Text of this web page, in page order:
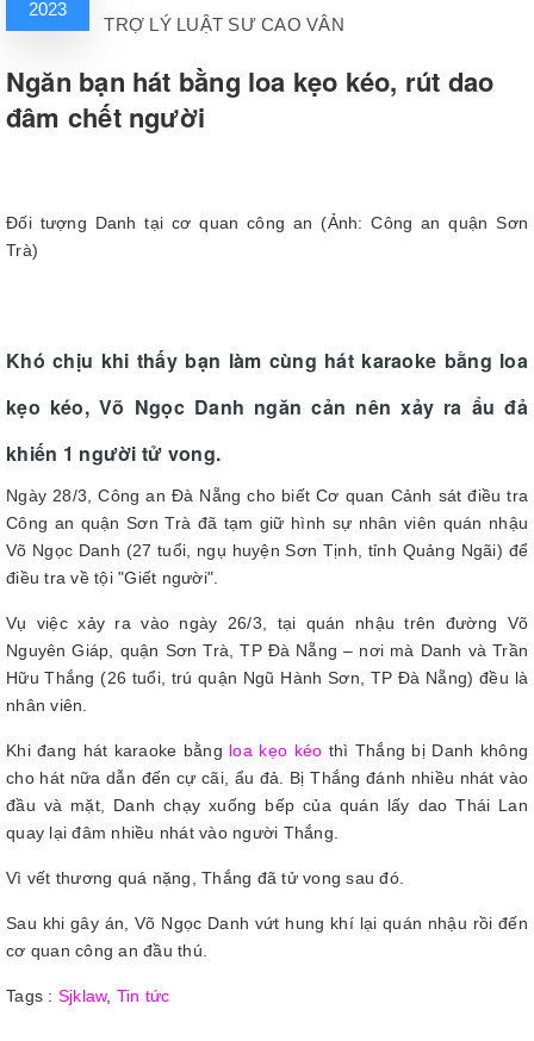
2023
TRỢ LÝ LUẬT SƯ CAO VÂN
Ngăn bạn hát bằng loa kẹo kéo, rút dao
đâm chết người
Đối tượng Danh tại cơ quan công an (Ảnh: Công an quận Sơn
Trà)
Khó chịu khi thấy bạn làm cùng hát karaoke bằng loa
kẹo kéo, Võ Ngọc Danh ngăn cản nên xảy ra ẩu đả
khiến 1 người tử vong.
Ngày 28/3, Công an Đà Nẵng cho biết Cơ quan Cảnh sát điều tra
Công an quận Sơn Trà đã tạm giữ hình sự nhân viên quán nhậu
Võ Ngọc Danh (27 tuổi, ngụ huyện Sơn Tịnh, tỉnh Quảng Ngãi) để
điều tra về tội "Giết người".
Vụ việc xảy ra vào ngày 26/3, tại quán nhậu trên đường Võ
Nguyên Giáp, quận Sơn Trà, TP Đà Nẵng – nơi mà Danh và Trần
Hữu Thắng (26 tuổi, trú quận Ngũ Hành Sơn, TP Đà Nẵng) đều là
nhân viên.
Khi đang hát karaoke bằng loa kẹo kéo thì Thắng bị Danh không
cho hát nữa dẫn đến cự cãi, ẩu đả. Bị Thắng đánh nhiều nhát vào
đầu và mặt, Danh chạy xuống bếp của quán lấy dao Thái Lan
quay lại đâm nhiều nhát vào người Thắng.
Vì vết thương quá nặng, Thắng đã tử vong sau đó.
Sau khi gây án, Võ Ngọc Danh vứt hung khí lại quán nhậu rồi đến
cơ quan công an đầu thú.
Tags : Sjklaw, Tin tức